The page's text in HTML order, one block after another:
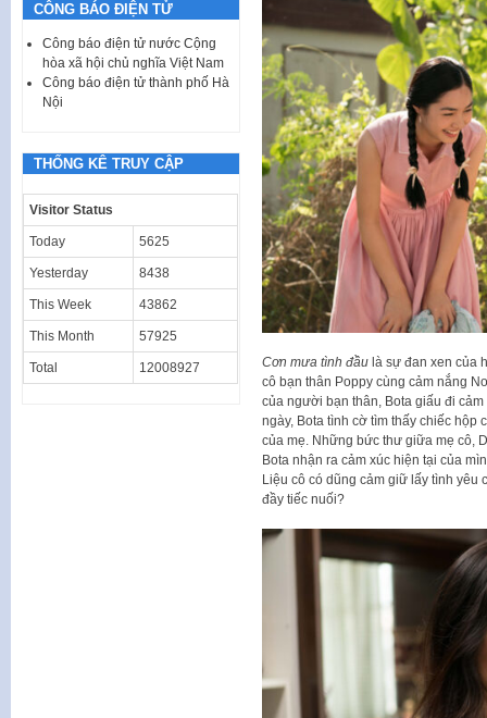
Cơn mưa tình đầulà sự đan xen của
cô bạn thân Poppy cùng cảm nắng
của người bạn thân, Bota giấu đi
ngày, Bota tình cờ tìm thấy chiếc hộp
của mẹ. Những bức thư giữa mẹ cô,
Bota nhận ra cảm xúc hiện tại của
Liệu cô có dũng cảm giữ lấy tình yêu
đầy tiếc nuối?
CÔNG BÁO ĐIỆN TỬ
Công báo điện tử nước Cộng
hòa xã hội chủ nghĩa Việt Nam
Công báo điện tử thành phố Hà
Nội
THỐNG KÊ TRUY CẬP
Visitor Status
Today 5625
Yesterday 8438
This Week 43862
This Month 57925
Total 12008927